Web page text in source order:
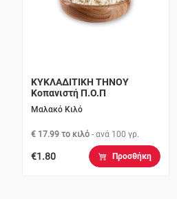
ΚΥΚΛΑΔΙΤΙΚΗ ΤΗΝΟΥ
Κοπανιστή Π.Ο.Π
Μαλακό Κιλό
€ 17.99 το κιλό - ανά 100 γρ.
€1.80 Προσθήκη